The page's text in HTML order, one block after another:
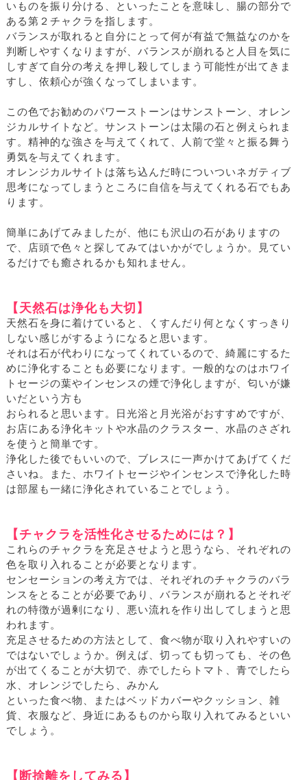
いものを振り分ける、といったことを意味し、腸の部分で
ある第２チャクラを指します。
バランスが取れると自分にとって何が有益で無益なのかを
判断しやすくなりますが、バランスが崩れると人目を気に
しすぎて自分の考えを押し殺してしまう可能性が出てきま
すし、依頼心が強くなってしまいます。
この色でお勧めのパワーストーンはサンストーン、オレン
ジカルサイトなど。サンストーンは太陽の石と例えられま
す。精神的な強さを与えてくれて、人前で堂々と振る舞う
勇気を与えてくれます。
オレンジカルサイトは落ち込んだ時についついネガティブ
思考になってしまうところに自信を与えてくれる石でもあ
ります。
簡単にあげてみましたが、他にも沢山の石がありますの
で、店頭で色々と探してみてはいかがでしょうか。見てい
るだけでも癒されるかも知れません。
【天然石は浄化も大切】
天然石を身に着けていると、くすんだり何となくすっきり
しない感じがするようになると思います。
それは石が代わりになってくれているので、綺麗にするた
めに浄化することも必要になります。一般的なのはホワイ
トセージの葉やインセンスの煙で浄化しますが、匂いが嫌
いだという方も
おられると思います。日光浴と月光浴がおすすめですが、
お店にある浄化キットや水晶のクラスター、水晶のさざれ
を使うと簡単です。
浄化した後でもいいので、ブレスに一声かけてあげてくだ
さいね。また、ホワイトセージやインセンスで浄化した時
は部屋も一緒に浄化されていることでしょう。
【チャクラを活性化させるためには？】
これらのチャクラを充足させようと思うなら、それぞれの
色を取り入れることが必要となります。
センセーションの考え方では、それぞれのチャクラのバラ
ンスをとることが必要であり、バランスが崩れるとそれぞ
れの特徴が過剰になり、悪い流れを作り出してしまうと思
われます。
充足させるための方法として、食べ物が取り入れやすいの
ではないでしょうか。例えば、切っても切っても、その色
が出てくることが大切で、赤でしたらトマト、青でしたら
水、オレンジでしたら、みかん
といった食べ物、またはベッドカバーやクッション、雑
貨、衣服など、身近にあるものから取り入れてみるといい
でしょう。
【断捨離をしてみる】